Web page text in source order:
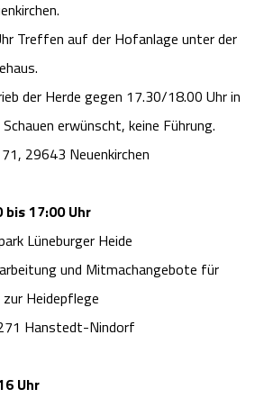
Treffen auf der Hofanlage unter der
der Herde gegen 17.30/18.00 Uhr in
erwünscht, keine Führung.
29643 Neuenkirchen
bis 17:00 Uhr
Lüneburger Heide
und Mitmachangebote für
Heidepflege
Hanstedt-Nindorf
Uhr